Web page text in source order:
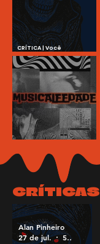
CRÍTICA | Você
provavelmente não viu
Mestres do Universo, mas
deveria ver
CRÍTICAS
Alan Pinheiro
27 de jul.
5 min de leitura